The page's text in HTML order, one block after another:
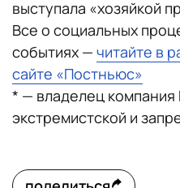
выступала «хозяйкой
Все о социальных
событиях — читайте в
сайте «Постньюс»
* — владелец компания
экстремистской и